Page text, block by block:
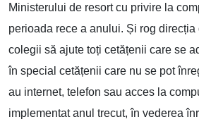
Ministerului de resort cu privire la
perioada rece a anului. Și rog direcția
colegii să ajute toți cetățenii care se
în special cetățenii care nu se pot
au internet, telefon sau acces la
implementat anul trecut, în vederea